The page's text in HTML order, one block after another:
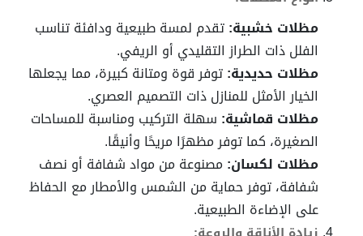
مظلات خشبية:تقدم لمسة طبيعية ودافئة تناسب
الفلل ذات الطراز التقليدي أو الريفي.
مظلات حديدية:توفر قوة ومتانة كبيرة، مما يجعلها
الخيار الأمثل للمنازل ذات التصميم العصري.
مظلات قماشية: سهلة التركيب ومناسبة للمساحات
الصغيرة، كما توفر مظهرًا مريحًا وأنيقًا.
مظلات لكسان:مصنوعة من مواد شفافة أو نصف
شفافة، توفر حماية من الشمس والأمطار مع الحفاظ
على الإضاءة الطبيعية.